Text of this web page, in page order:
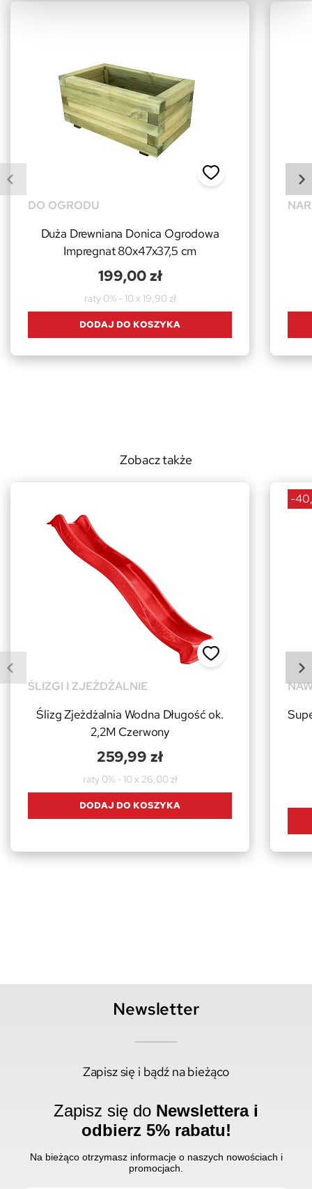
DO OGRODU
Duża Drewniana Donica Ogrodowa
Impregnat 80x47x37,5 cm
199,00 zł
raty 0% - 10 x 19,90 zł
DODAJ DO KOSZYKA
Zobacz także
ŚLIZGI I ZJEŻDŻALNIE
Ślizg Zjeżdżalnia Wodna Długość ok.
2,2M Czerwony
259,99 zł
raty 0% - 10 x 26,00 zł
DODAJ DO KOSZYKA
-
Newsletter
Zapisz się i bądź na bieżąco
Zapisz się do Newslettera i
odbierz 5% rabatu!
Na bieżąco otrzymasz informacje o naszych nowościach i
promocjach.